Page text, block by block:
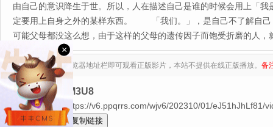
由自己的意识降生于世。所以，人在描述自己是谁的时候会用上「
定要用上自身之外的某样东西。 「我们。」，是自己不了解自己
可能父母都没这么想，由于这样的父母的遗传因子而饱受折磨的人，
复制下列地址至浏览器地址栏即可观看正版影片，本站不提供在线正版播放。 备
来源：无尽M3U8
HD中字$https://v6.ppqrrs.com/wjv6/202310/01/eJ51hJhLf81/
全选
×